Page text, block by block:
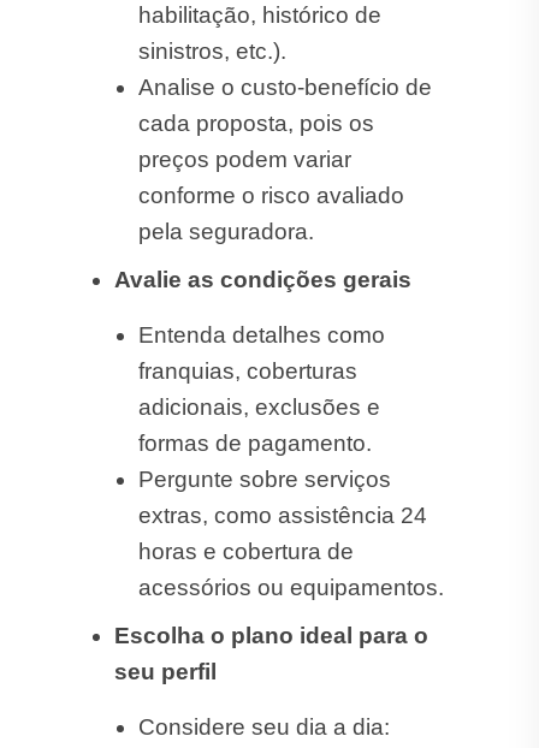
habilitação, histórico de
sinistros, etc.).
Analise o custo-benefício de
cada proposta, pois os
preços podem variar
conforme o risco avaliado
pela seguradora.
Avalie as condições gerais
Entenda detalhes como
franquias, coberturas
adicionais, exclusões e
formas de pagamento.
Pergunte sobre serviços
extras, como assistência 24
horas e cobertura de
acessórios ou equipamentos.
Escolha o plano ideal para o
seu perfil
Considere seu dia a dia: